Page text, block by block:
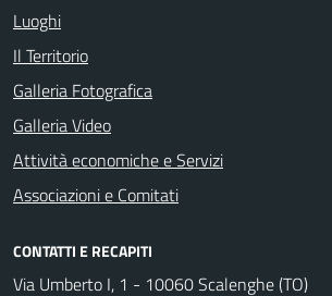
Luoghi
Il Territorio
Galleria Fotografica
Galleria Video
Attività economiche e Servizi
Associazioni e Comitati
CONTATTI E RECAPITI
Via Umberto I, 1 - 10060 Scalenghe (TO)